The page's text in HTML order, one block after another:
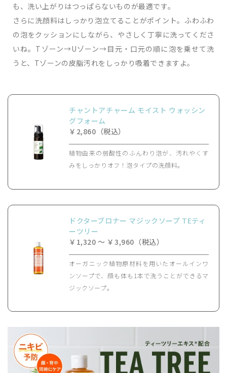
も、洗い上がりはつっぱらないものが最適です。
さらに洗顔料はしっかり泡立てることがポイント。ふわふわ
の泡をクッションにしながら、やさしく丁寧に洗ってくださ
いね。Tゾーン→Uゾーン→目元・口元の順に泡を乗せて洗
うと、Tゾーンの皮脂汚れをしっかり吸着できますよ。
チャントアチャーム モイスト ウォッシン
グフォーム
￥2,860（税込）
植物由来の弱酸性のふんわり泡が、汚れやくす
みをしっかりオフ！泡タイプの洗顔料。
ドクターブロナー マジックソープ TEティ
ーツリー
￥1,320 ～ ￥3,960（税込）
オーガニック植物原材料を用いたオールインワ
ンソープで、顔も体も1本で洗うことができるマ
ジックソープ。